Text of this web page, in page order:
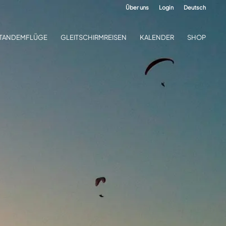
Über uns Login Deutsch
GLEITSCHIRMREISEN KALENDER SHOP